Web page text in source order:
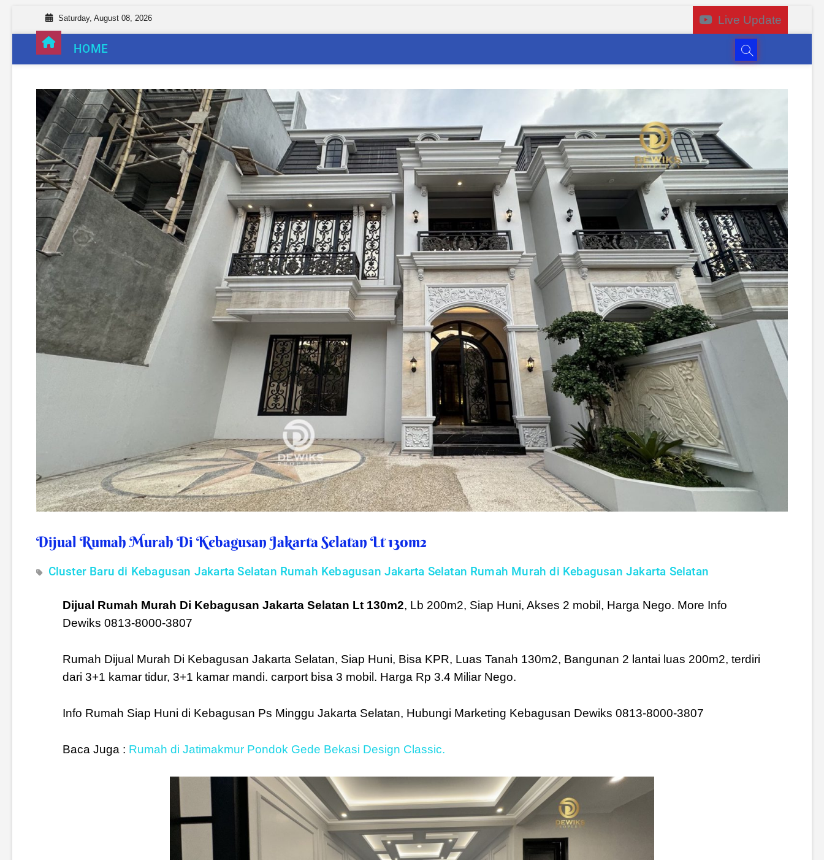
Saturday, August 08, 2026 Live Update
HOME
Dijual Rumah Murah Di Kebagusan Jakarta Selatan Lt 130m2
Cluster Baru di Kebagusan Jakarta Selatan Rumah Kebagusan Jakarta Selatan Rumah Murah di Kebagusan Jakarta Selatan
Dijual Rumah Murah Di Kebagusan Jakarta Selatan Lt 130m2, Lb 200m2, Siap Huni, Akses 2 mobil, Harga Nego. More Info
Dewiks 0813-8000-3807
Rumah Dijual Murah Di Kebagusan Jakarta Selatan, Siap Huni, Bisa KPR, Luas Tanah 130m2, Bangunan 2 lantai luas 200m2, terdiri
dari 3+1 kamar tidur, 3+1 kamar mandi. carport bisa 3 mobil. Harga Rp 3.4 Miliar Nego.
Info Rumah Siap Huni di Kebagusan Ps Minggu Jakarta Selatan, Hubungi Marketing Kebagusan Dewiks 0813-8000-3807
Baca Juga : Rumah di Jatimakmur Pondok Gede Bekasi Design Classic.